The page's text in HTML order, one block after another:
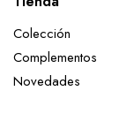
Colección
Complementos
Novedades